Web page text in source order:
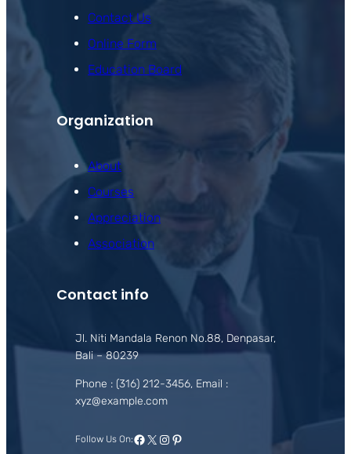
Contact Us
Online Form
Education Board
Organization
About
Courses
Appreciation
Association
Contact info
Jl. Niti Mandala Renon No.88, Denpasar,
Bali – 80239
Phone : (316) 212-3456, Email :
xyz@example.com
Follow Us On:Facebook
X Instagram
Pinterest